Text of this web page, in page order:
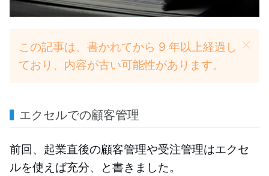
この記事は、書かれてから 9 年以上経過し
ており、内容が古い可能性があります。
エクセルでの顧客管理
前回、起業直後の顧客管理や受注管理はエクセ
ルを使えば充分、と書きました。